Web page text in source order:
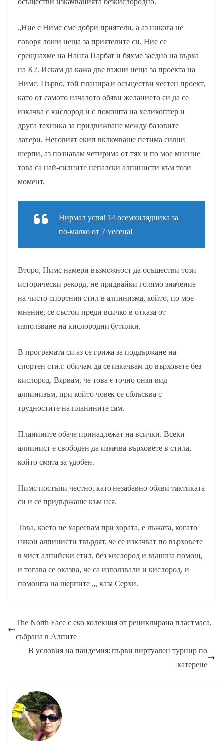
осъществи изкачванията безкислородно.
„Ние с Нимс сме добри приятели, а аз никога не
говоря лоши неща за приятелите си. Ние се
срещнахме на Нанга Парбат и бяхме заедно на върха
на К2. Искам да кажа две важни неща за проекта на
Нимс. Първо, той планира и осъществи честен проект,
като от самото началото обяви желанието си да се
изкачва с кислород и с помощта на хеликоптер и
друга техника за придвижване между базовите
лагери. Неговият екип включваше петима силни
шерпи, аз познавам четирима от тях и по мое мнение
това са най-силните непалски алпинисти към този
момент.
Нирмал успя! 14 осемхилядника за
по-малко от 7 месеца!
Второ, Нимс намери възможност да осъществи този
исторически рекорд, не придвайки голямо значение
на чисто спортния стил в алпинизма, който, по мое
мнение, се състои преди всичко в отказа от
използване на кислородни бутилки.
В програмата си аз се грижа за поддържане на
спортен стил: обичам да се изкачвам до върховете без
кислород. Вярвам, че това е точно онзи вид
алпинизъм, при който човек се сблъсква с
трудностите на планините сам.
Планините обаче принадлежат на всички. Всеки
алпинист е свободен да изкачва върховете в стила,
който смята за удобен.
Нимс постъпи честно, като незабавно обяви тактиката
си и се придържаше към нея.
Това, което не харесвам при хората, е лъжата, когато
някои алпинисти твърдят, че се изкачват по върховете
в чист алпийски стил, без кислород и външна помощ,
и тогава се оказва, че са използвали и кислород, и
помощта на шерпите „, каза Серхи.
The North Face с еко колекция от рециклирана пластмаса,
събрана в Алпите
В условия на пандемия: първи виртуален турнир по
катерене